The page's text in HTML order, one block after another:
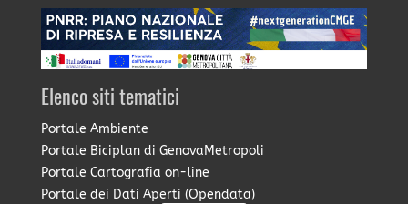
Elenco siti tematici
Portale Ambiente
Portale Biciplan di GenovaMetropoli
Portale Cartografia on-line
Portale dei Dati Aperti (Opendata)